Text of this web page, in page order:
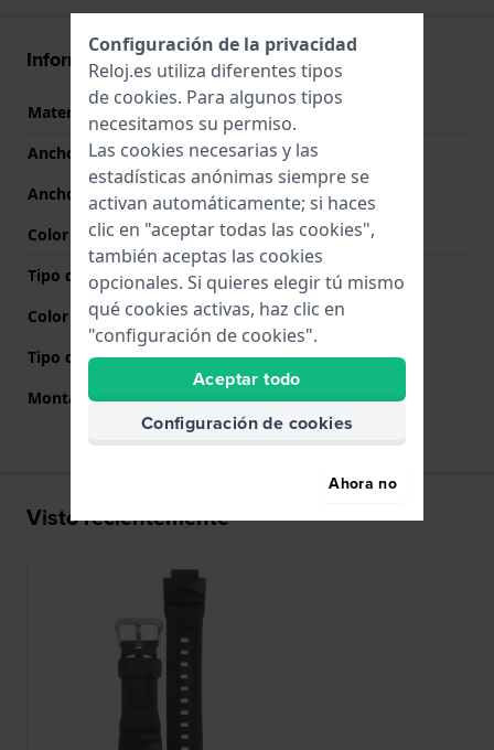
Información Correa
Material correa
Resina
Ancho de correa
26 mm
Ancho de las asas
16 mm
Color de correa
Negro
Tipo de cierre
Hebilla
Color del cierre
Plateado
Tipo de montaje
Pasadores de resorte
Montaje Recto
No
Visto recientemente
Configuración de la privacidad
Reloj.es utiliza diferentes tipos
de cookies. Para algunos tipos
necesitamos su permiso.
Las cookies necesarias y las
estadísticas anónimas siempre se
activan automáticamente; si haces
clic en "aceptar todas las cookies",
también aceptas las cookies
opcionales. Si quieres elegir tú mismo
qué cookies activas, haz clic en
"configuración de cookies".
Aceptar todo
Configuración de cookies
Ahora no